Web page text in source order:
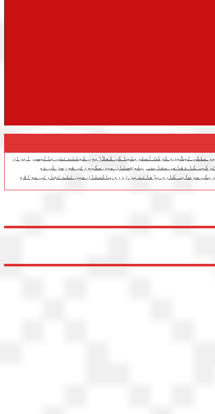
ملکی لیگیں، کرکٹ آسٹریلیا کی کھلاڑیوں کیلئے نئی پالیسی ایران
کا دفاعی معاہدہ
بلوچستان میں سکیورٹی فورسز کی دو
سرمایہ کاری بڑھانے پر زور، پاکستان میں نئے تجارتی مواقع